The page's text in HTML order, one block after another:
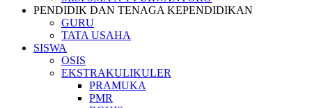
PENDIDIK DAN TENAGA KEPENDIDIKAN
GURU
TATA USAHA
SISWA
OSIS
EKSTRAKULIKULER
PRAMUKA
PMR